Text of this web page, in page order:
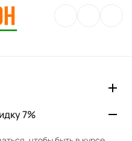
7%